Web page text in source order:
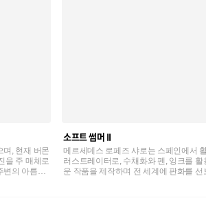
며, 현재 버몬
을 주 매체로
의 아름다
소프트 썸머 II
메르세데스 로페즈 샤로는 스페인에서
러스트레이터로, 수채화와 펜, 잉크를 활
운 작품을 제작하며 전 세계에 판화를 선